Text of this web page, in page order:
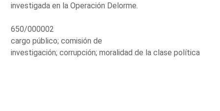
investigada en la Operación Delorme.
650/000002
cargo público; comisión de
investigación; corrupción; moralidad de la clase política